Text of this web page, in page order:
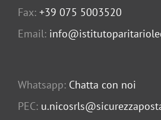
Fax: +39 075 5003520
Email:
Whatsapp: Chatta con noi
PEC: